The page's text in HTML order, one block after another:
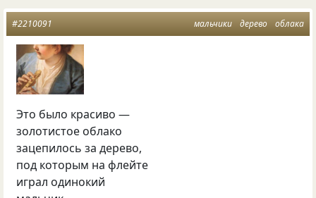
мальчики дерево облака
#2210091
Это было красиво —
золотистое облако
зацепилось за дерево,
под которым на флейте
играл одинокий